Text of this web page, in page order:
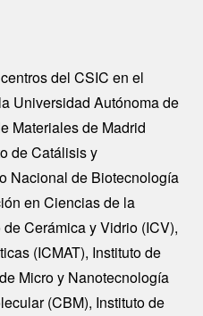
del CSIC en el
Universidad Autónoma de
Materiales de Madrid
de Catálisis y
Nacional de Biotecnología
en Ciencias de la
Cerámica y Vidrio (ICV),
(ICMAT), Instituto de
Micro y Nanotecnología
(CBM), Instituto de